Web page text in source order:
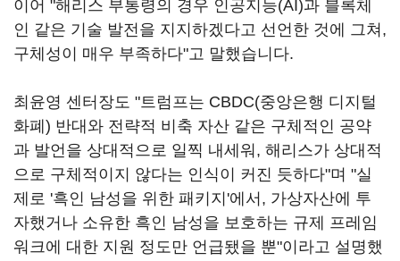
이어 "해리스 부통령의 경우 인공지능(AI)과 블록체
인 같은 기술 발전을 지지하겠다고 선언한 것에 그쳐,
구체성이 매우 부족하다"고 말했습니다.
최윤영 센터장도 "트럼프는 CBDC(중앙은행 디지털
화폐) 반대와 전략적 비축 자산 같은 구체적인 공약
과 발언을 상대적으로 일찍 내세워, 해리스가 상대적
으로 구체적이지 않다는 인식이 커진 듯하다"며 "실
제로 '흑인 남성을 위한 패키지'에서, 가상자산에 투
자했거나 소유한 흑인 남성을 보호하는 규제 프레임
워크에 대한 지원 정도만 언급됐을 뿐"이라고 설명했